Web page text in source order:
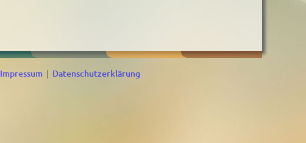
Impressum | Datenschutzerklärung